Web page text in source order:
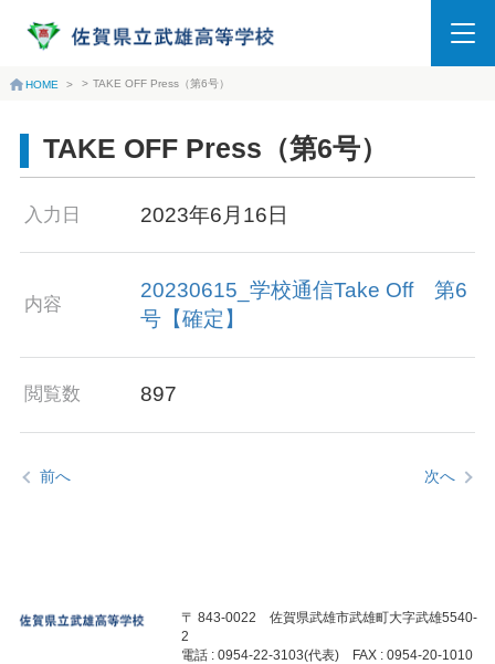
HOME > > TAKE OFF Press（第6号）
TAKE OFF Press（第6号）
入力日 2023年6月16日
内容
20230615_学校通信Take Off 第6
号【確定】
閲覧数 897
前へ 次へ
〒 843-0022 佐賀県武雄市武雄町大字武雄5540-
2
電話 : 0954-22-3103(代表) FAX : 0954-20-1010